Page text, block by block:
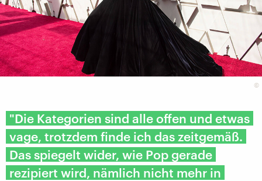
©
"Die Kategorien sind alle offen und etwas
vage, trotzdem finde ich das zeitgemäß.
Das spiegelt wider, wie Pop gerade
rezipiert wird, nämlich nicht mehr in